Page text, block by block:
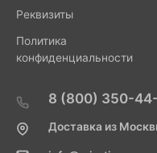
Реквизиты
Политика
конфиденциальности
8 (800) 350-
Доставка из